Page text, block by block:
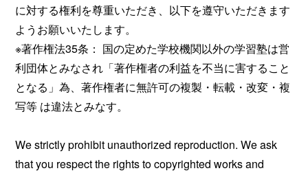
に対する権利を尊重いただき、以下を遵守いただきます
ようお願いいたします。
※著作権法35条： 国の定めた学校機関以外の学習塾は営
利団体とみなされ「著作権者の利益を不当に害すること
となる」為、著作権者に無許可の複製・転載・改変・複
写等 は違法とみなす。
We strictly prohibit unauthorized reproduction. We ask
that you respect the rights to copyrighted works and